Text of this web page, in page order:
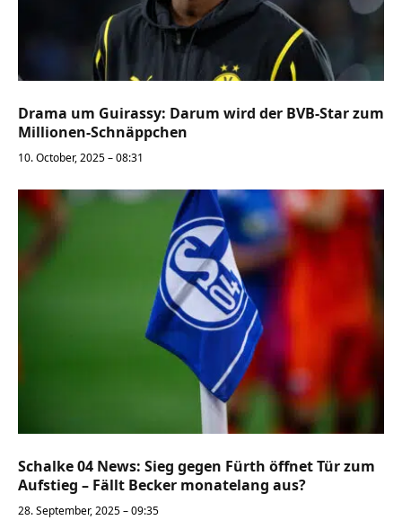
Drama um Guirassy: Darum wird der BVB-Star zum
Millionen-Schnäppchen
10. October, 2025 – 08:31
Schalke 04 News: Sieg gegen Fürth öffnet Tür zum
Aufstieg – Fällt Becker monatelang aus?
28. September, 2025 – 09:35